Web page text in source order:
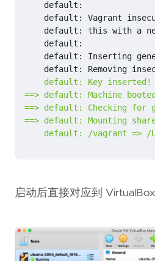
default: this with a
default: Removing
==
==> default: Checking for
==
    default: /vagrant
=> /
启动后直接对应到